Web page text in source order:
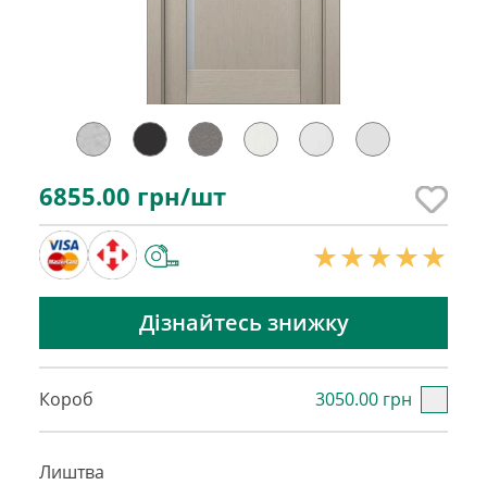
6855.00 грн/шт
Дізнайтесь знижку
Короб 3050.00 грн
Лиштва